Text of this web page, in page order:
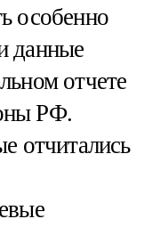
особенно
данные
отчете
РФ.
отчитались